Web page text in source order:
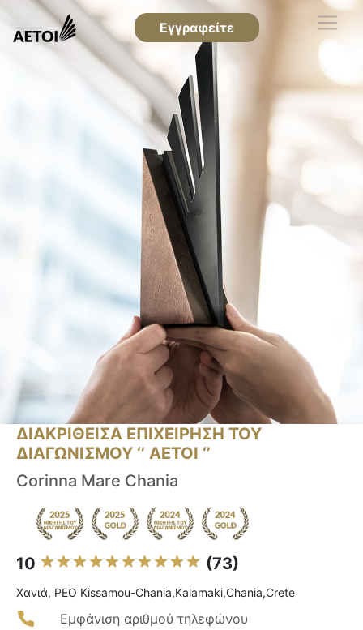
Εγγραφείτε
ΔΙΑΚΡΙΘΕΙΣΑ ΕΠΙΧΕΙΡΗΣΗ ΤΟΥ
ΔΙΑΓΩΝΙΣΜΟΥ ‘’ ΑΕΤΟΙ ‘’
Corinna Mare Chania
10 (73)
Χανιά, PEO Kissamou-Chania,Kalamaki,Chania,Crete
Εμφάνιση αριθμού τηλεφώνου